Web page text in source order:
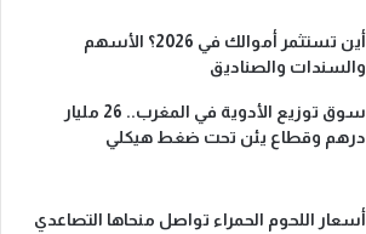
أين تستثمر أموالك في 2026؟ الأسهم
والسندات والصناديق
سوق توزيع الأدوية في المغرب.. 26 مليار
درهم وقطاع يئن تحت ضغط هيكلي
أسعار اللحوم الحمراء تواصل منحاها التصاعدي